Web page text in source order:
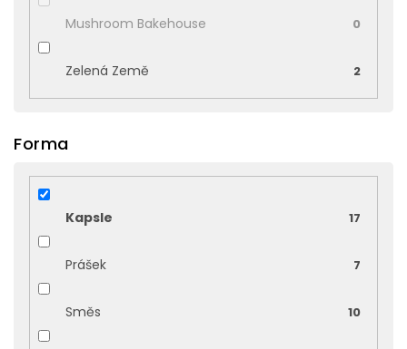
Mushroom Bakehouse 0
Zelená Země 2
Forma
Kapsle 17
Prášek 7
Směs 10